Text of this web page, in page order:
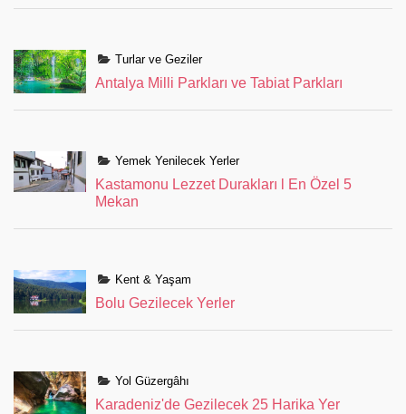
Turlar ve Geziler
Antalya Milli Parkları ve Tabiat Parkları
Yemek Yenilecek Yerler
Kastamonu Lezzet Durakları l En Özel 5
Mekan
Kent & Yaşam
Bolu Gezilecek Yerler
Yol Güzergâhı
Karadeniz'de Gezilecek 25 Harika Yer